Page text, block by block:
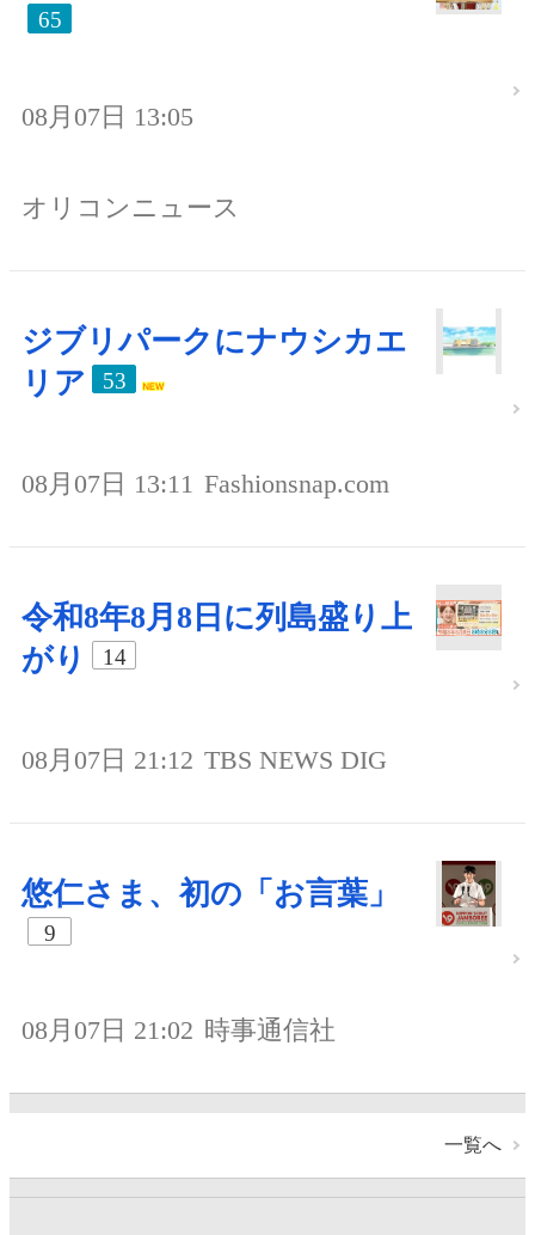
65
08月07日 13:05
オリコンニュース
ジブリパークにナウシカエ
リア
53
08月07日 13:11 Fashionsnap.com
令和8年8月8日に列島盛り上
がり
14
08月07日 21:12 TBS NEWS DIG
悠仁さま、初の「お言葉」
9
08月07日 21:02 時事通信社
一覧へ